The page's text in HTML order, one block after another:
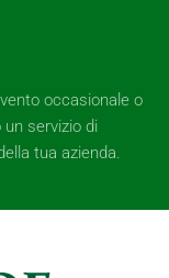
occasionale o
servizio di
tua azienda.